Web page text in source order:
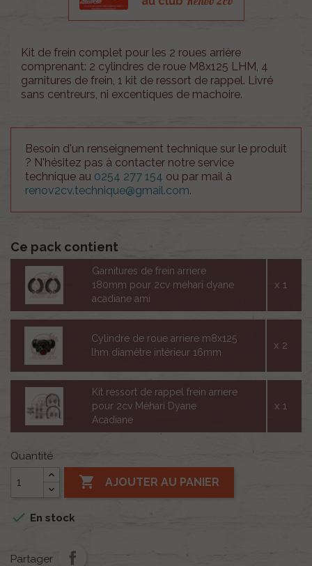
Kit de frein complet pour les 2 roues arrière
comprenant: 2 cylindres de roue M8x125 LHM, 4
garnitures de frein, 1 kit de ressort de rappel. Livré
sans centreurs, ni excentiques de machoire.
Besoin d'un renseignement technique sur le produit
? N'hésitez pas à contacter notre service
technique au 0254 277 154 ou par mail à
renov2cv.technique@gmail.com.
Ce pack contient
Garnitures de frein arriere
180mm pour 2cv méhari dyane
acadiane ami
x 1
Cylindre de roue arriere m8x125
lhm diamètre intérieur 16mm
x 2
Kit ressort de rappel frein arriere
pour 2cv Méhari Dyane
Acadiane
x 1
Quantité
 AJOUTER AU PANIER
 En stock
Partager